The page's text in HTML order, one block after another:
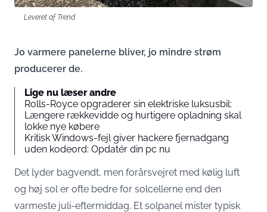
Leveret af Trend
Jo varmere panelerne bliver, jo mindre strøm
producerer de.
Lige nu læser andre
Rolls-Royce opgraderer sin elektriske luksusbil:
Længere rækkevidde og hurtigere opladning skal
lokke nye købere
Kritisk Windows-fejl giver hackere fjernadgang
uden kodeord: Opdatér din pc nu
Det lyder bagvendt, men forårsvejret med kølig luft
og høj sol er ofte bedre for solcellerne end den
varmeste juli-eftermiddag. Et solpanel mister typisk